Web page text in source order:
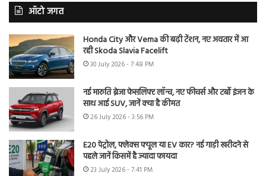
ऑटो जगत
Honda City और Verna की बढ़ी टेंशन, नए अवतार में आ
रही Skoda Slavia Facelift
30 July 2026 - 7:48 PM
नई मारुति ब्रेजा फेसलिफ्ट लॉन्च, नए फीचर्स और टर्बो इंजन के
साथ आई SUV, जानें क्या है कीमत
26 July 2026 - 3:56 PM
E20 पेट्रोल, फ्लेक्स फ्यूल या EV कार? नई गाड़ी खरीदने से
पहले जानें किसमें है ज्यादा फायदा
23 July 2026 - 7:41 PM